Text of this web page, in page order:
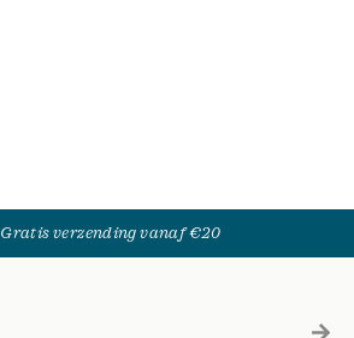
Gratis verzending vanaf €20